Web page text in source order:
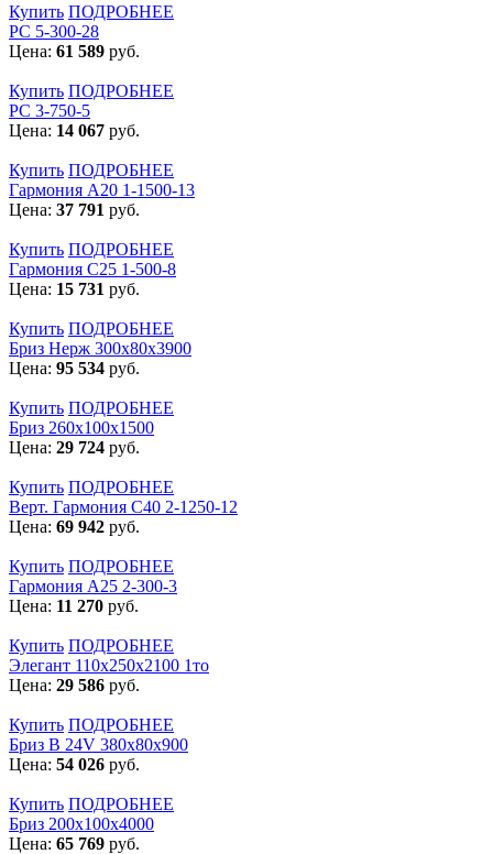
Купить ПОДРОБНЕЕ
РС 5-300-28
Цена: 61 589 руб.
Купить ПОДРОБНЕЕ
РС 3-750-5
Цена: 14 067 руб.
Купить ПОДРОБНЕЕ
Гармония А20 1-1500-13
Цена: 37 791 руб.
Купить ПОДРОБНЕЕ
Гармония С25 1-500-8
Цена: 15 731 руб.
Купить ПОДРОБНЕЕ
Бриз Нерж 300х80х3900
Цена: 95 534 руб.
Купить ПОДРОБНЕЕ
Бриз 260х100х1500
Цена: 29 724 руб.
Купить ПОДРОБНЕЕ
Верт. Гармония С40 2-1250-12
Цена: 69 942 руб.
Купить ПОДРОБНЕЕ
Гармония А25 2-300-3
Цена: 11 270 руб.
Купить ПОДРОБНЕЕ
Элегант 110x250x2100 1то
Цена: 29 586 руб.
Купить ПОДРОБНЕЕ
Бриз В 24V 380x80x900
Цена: 54 026 руб.
Купить ПОДРОБНЕЕ
Бриз 200х100х4000
Цена: 65 769 руб.